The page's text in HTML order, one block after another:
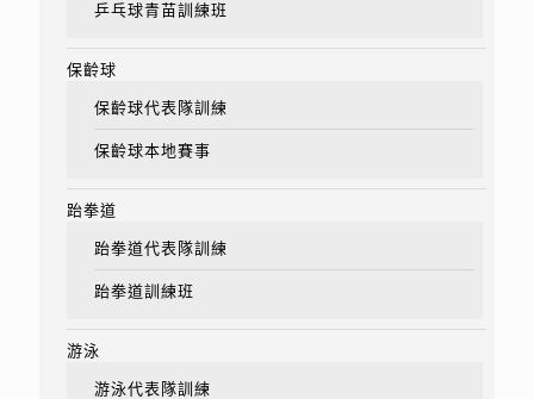
乒乓球青苗訓練班
保齡球
保齡球代表隊訓練
保齡球本地賽事
跆拳道
跆拳道代表隊訓練
跆拳道訓練班
游泳
游泳代表隊訓練